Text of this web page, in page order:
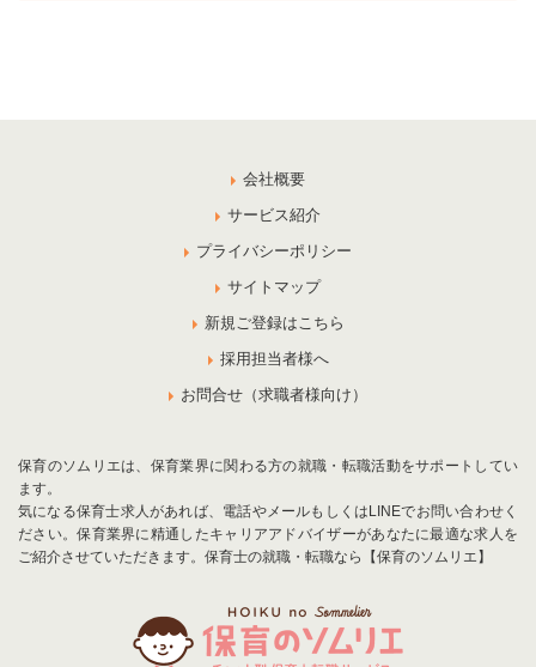
会社概要
サービス紹介
プライバシーポリシー
サイトマップ
新規ご登録はこちら
採用担当者様へ
お問合せ（求職者様向け）
保育のソムリエは、保育業界に関わる方の就職・転職活動をサポートしてい
ます。
気になる保育士求人があれば、電話やメールもしくはLINEでお問い合わせく
ださい。保育業界に精通したキャリアアドバイザーがあなたに最適な求人を
ご紹介させていただきます。保育士の就職・転職なら【保育のソムリエ】